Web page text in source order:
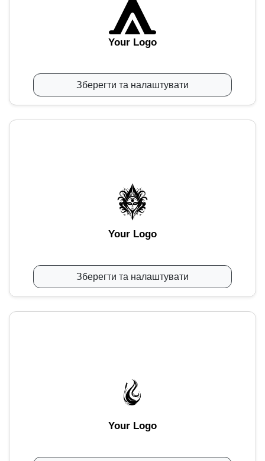
Your Logo
Зберегти та налаштувати
Your Logo
Зберегти та налаштувати
Your Logo